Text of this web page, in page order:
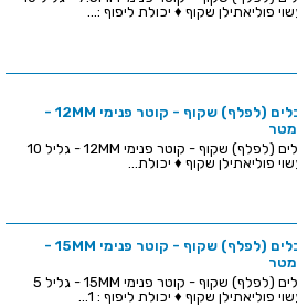
פוליאתילן שקוף ♦ יכולת ליפוף :...
מאגד כבלים (לפלף) שקוף - קוטר פנימי 12MM -
מאגד כבלים (לפלף) שקוף - קוטר פנימי 12MM - גליל 10
פוליאתילן שקוף ♦ יכולת...
מאגד כבלים (לפלף) שקוף - קוטר פנימי 15MM -
מאגד כבלים (לפלף) שקוף - קוטר פנימי 15MM - גליל 5
פוליאתילן שקוף ♦ יכולת ליפוף : 1...